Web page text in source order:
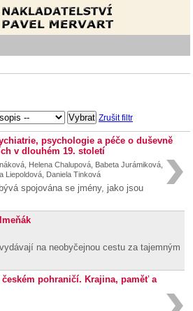
Zrušit filtr
psychologie a péče o duševně
v dlouhém 19. století
Helena Chalupová, Babeta Jurámiková,
Liepoldová, Daniela Tinková
spojována se jmény, jako jsou
na neobyčejnou cestu za tajemným
pohraničí. Krajina, paměť a